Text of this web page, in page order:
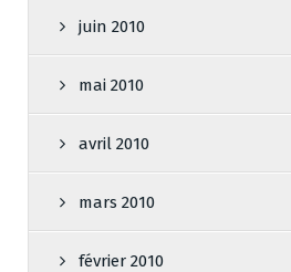
juin 2010
mai 2010
avril 2010
mars 2010
février 2010